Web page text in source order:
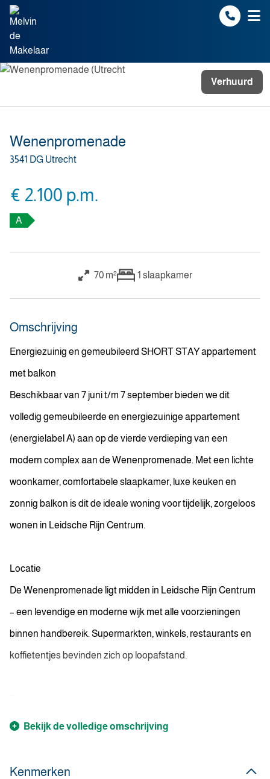
Spring naar inhoud
Verhuurd
Wenenpromenade
3541 DG Utrecht
€ 2.100 p.m.
A
70 m² 1 slaapkamer
Omschrijving
Energiezuinig en gemeubileerd SHORT STAY appartement
met balkon
Beschikbaar van 7 juni t/m 7 september bieden we dit
volledig gemeubileerde en energiezuinige appartement
(energielabel A) aan op de vierde verdieping van een
modern complex aan de Wenenpromenade. Met een lichte
woonkamer, comfortabele slaapkamer, luxe keuken en
zonnig balkon is dit de ideale woning voor tijdelijk, zorgeloos
wonen in Leidsche Rijn Centrum.
Locatie
De Wenenpromenade ligt midden in Leidsche Rijn Centrum
– een levendige en moderne wijk met alle voorzieningen
binnen handbereik. Supermarkten, winkels, restaurants en
koffietentjes bevinden zich op loopafstand.
Bekijk de volledige omschrijving
Kenmerken